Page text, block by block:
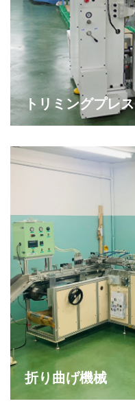
トリミングプレス
折り曲げ機械